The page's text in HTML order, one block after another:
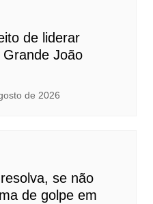
de liderar
João
de 2026
se não
de golpe em